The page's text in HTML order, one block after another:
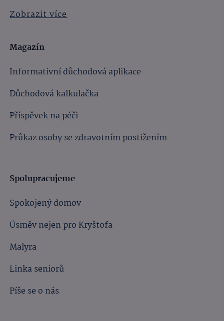
Zobrazit více
Magazín
Informativní důchodová aplikace
Důchodová kalkulačka
Příspěvek na péči
Průkaz osoby se zdravotním postižením
Spolupracujeme
Spokojený domov
Úsměv nejen pro Kryštofa
Malyra
Linka seniorů
Píše se o nás